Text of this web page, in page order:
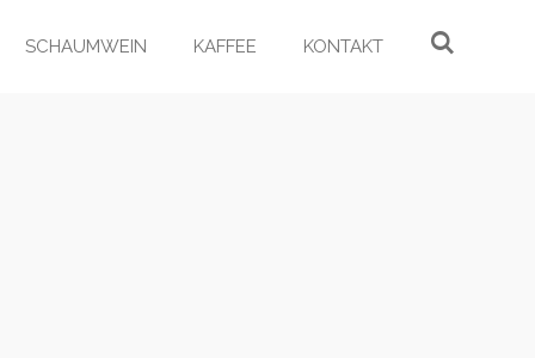
SCHAUMWEIN KAFFEE KONTAKT